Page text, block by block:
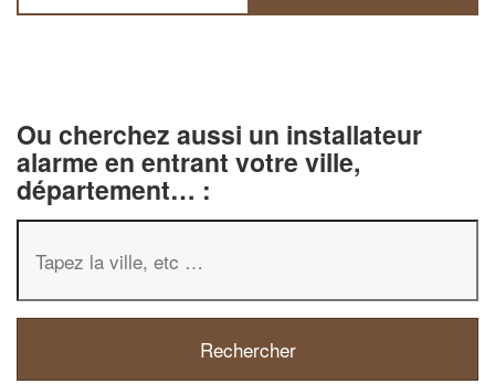
Ou cherchez aussi un installateur
alarme en entrant votre ville,
département… :